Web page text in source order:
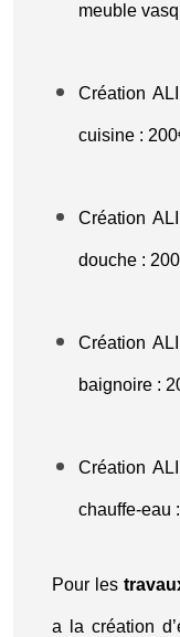
meuble
Création
cuisine :
Création
douche :
Création
baignoire :
Création
chauffe-eau
Pour les
a la création